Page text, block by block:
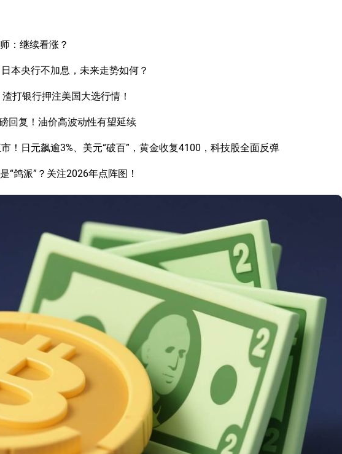
：继续看涨？
本央行不加息，未来走势如何？
打银行押注美国大选行情！
回复！油价高波动性有望延续
！日元飙逾3%、美元“破百”，黄金收复4100，科技股全面反弹
“鸽派”？关注2026年点阵图！